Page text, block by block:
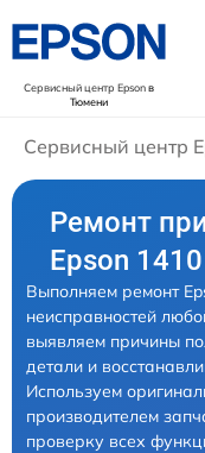
Сервисный центр Epsonв
Тюмени
Сервисный центр
Ремонт
Epson
Выполняем ремонт
неисправностей
выявляем причины
детали и
Используем
производителем
проверку всех